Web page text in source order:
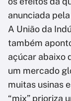
anunciada
A União da
também
açúcar abaixo
um mercado
muitas usinas
“mix” prioriza